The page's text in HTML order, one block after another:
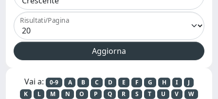
Risultati/Pagina
Vai a: 0-9 A B C D E F G H I
J
K
L M N O P Q R S T U V
W